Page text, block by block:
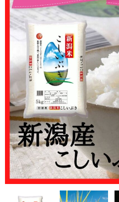
魚沼産コシヒカリ
新潟米新之助
岩船産コシヒカリ
佐渡産コシヒカリ
新潟産コシヒカリ
新潟産こしいぶき
無洗米
もち米
おすすめ商品